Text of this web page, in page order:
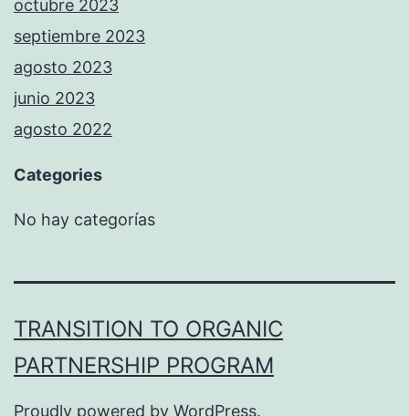
octubre 2023
septiembre 2023
agosto 2023
junio 2023
agosto 2022
Categories
No hay categorías
TRANSITION TO ORGANIC
PARTNERSHIP PROGRAM
Proudly powered by WordPress.